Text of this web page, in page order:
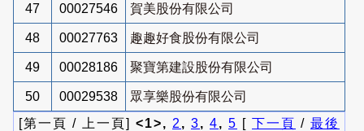
47 00027546 賀美股份有限公司
48 00027763 趣趣好食股份有限公司
49 00028186 聚寶第建設股份有限公司
50 00029538
眾享樂股份有限公司
[第一頁 / 上一頁] <1>, 2 , 3, 4, 5 [ 下一頁 / 最後